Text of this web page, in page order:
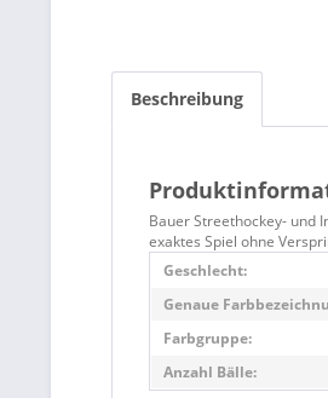
Beschreibung
Bauer Streethockey- und
exaktes Spiel ohne
Geschlecht:
Genaue
Farbgruppe:
Anzahl Bälle: